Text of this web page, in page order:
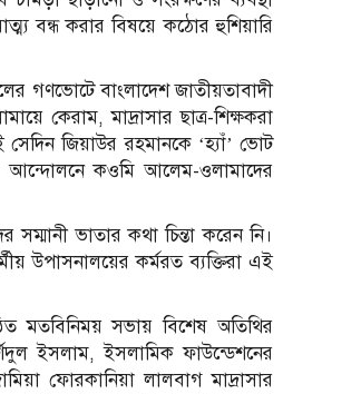
বন্ধ করার বিষয়ে কঠোর হুশিয়ারি
গণভোটে বাংলাদেশ জাতীয়তাবাদী
কেরাম, মাদ্রাসার ছাত্র-শিক্ষকরা
সেদিন জিয়াউর রহমানকে ‘হ্যাঁ’ ভোট
আন্দোলনে কওমি আলেম-ওলামাদের
সম্মানী ভাতার কথা চিন্তা করেন নি।
উপাসনালয়ের কর্মরত ব্যক্তিরা এই
মতবিনিময় সভায় বিশেষ অতিথির
ইসলাম, ইসলামিক ফাউন্ডেশনের
ফোরকানিয়া লালবাগ মাদ্রাসার